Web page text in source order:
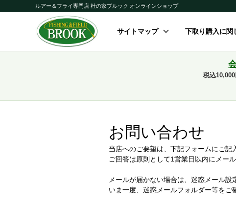
ルアー＆フライ専門店 杜の家ブルック オンラインショップ
サイトマップ 下取り購入に関
税込
お問い合わせ
当店へのご要望は、下記フォームにご記
ご回答は原則として1営業日以内にメー
メールが届かない場合は、迷惑メール設
いま一度、迷惑メールフォルダー等をご